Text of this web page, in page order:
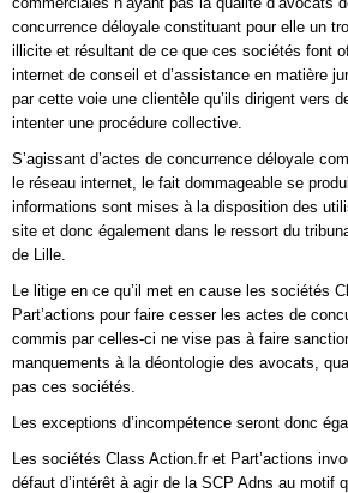
concurrence déloyale constituant pour elle un
illicite et résultant de ce que ces sociétés font
internet de conseil et d’assistance en matière
par cette voie une clientèle qu’ils dirigent vers
intenter une procédure collective.
S’agissant d’actes de concurrence déloyale
le réseau internet, le fait dommageable se
informations sont mises à la disposition des
site et donc également dans le ressort du
de Lille.
Le litige en ce qu’il met en cause les sociétés
Part’actions pour faire cesser les actes de
commis par celles-ci ne vise pas à faire
manquements à la déontologie des avocats,
pas ces sociétés.
Les exceptions d’incompétence seront donc
Les sociétés Class Action.fr et Part’actions
défaut d’intérêt à agir de la SCP Adns au motif